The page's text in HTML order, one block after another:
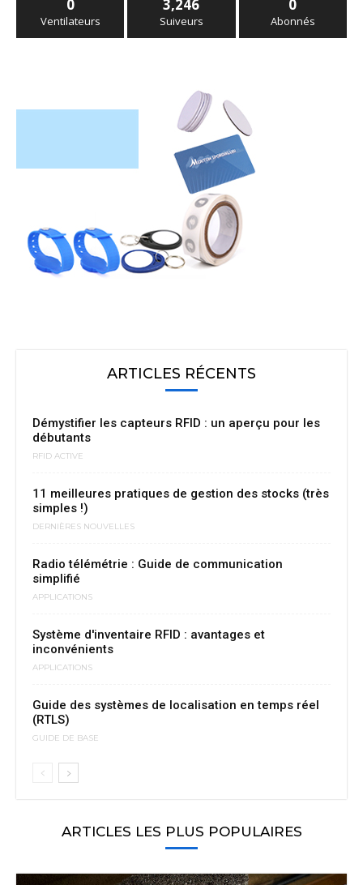
0
Ventilateurs
3,246
Suiveurs
0
Abonnés
ARTICLES RÉCENTS
Démystifier les capteurs RFID : un aperçu pour les
débutants
RFID ACTIVE
11 meilleures pratiques de gestion des stocks (très
simples !)
DERNIÈRES NOUVELLES
Radio télémétrie : Guide de communication
simplifié
APPLICATIONS
Système d'inventaire RFID : avantages et
inconvénients
APPLICATIONS
Guide des systèmes de localisation en temps réel
(RTLS)
GUIDE DE BASE
ARTICLES LES PLUS POPULAIRES